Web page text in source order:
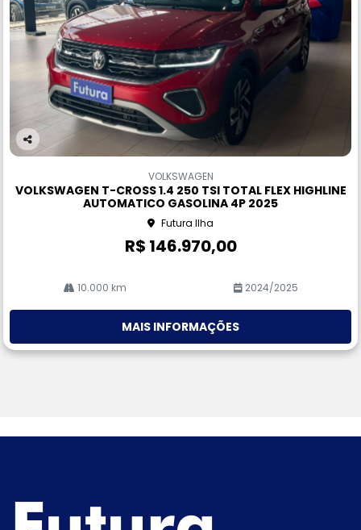
Co
rtil
VOLKSWAGEN
VOLKSWAGEN T-CROSS 1.4 250 TSI TOTAL FLEX HIGHLINE
AUTOMATICO GASOLINA 4P 2025
Futura Ilha
R$ 146.970,00
10.000 km 2024/2025
MAIS INFORMAÇÕES